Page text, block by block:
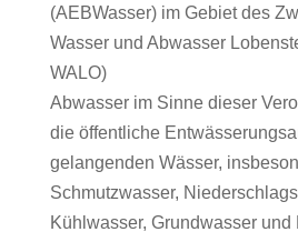
(AEBWasser) im Gebiet des
Wasser und Abwasser
WALO)
Abwasser im Sinne dieser
die öffentliche
gelangenden Wässer,
Schmutzwasser,
Kühlwasser, Grundwasser und